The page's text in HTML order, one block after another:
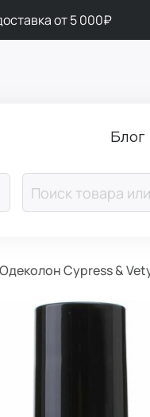
от 5 000₽
Блог
Одеколон Cypress &